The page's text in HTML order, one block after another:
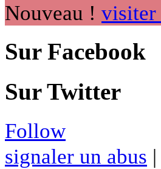
Nouveau ! visiter
Sur Facebook
Sur Twitter
Follow
signaler un abus |